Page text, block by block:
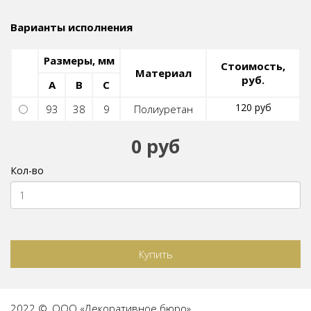
Варианты исполнения
Размеры, мм
Материал
Стоимость,
руб.
A B
C
93
38 9 Полиуретан 120 руб
0 руб
Кол-во
Купить
2022 ©, ООО «Декоративное бюро».